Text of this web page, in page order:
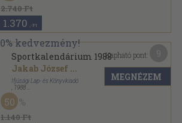
2.740 Ft
1.370 ,-Ft
Sportkalendárium 1988
Jakab József ...
Ifjúsági Lap- és Könyvkiadó
1988
Ragasztott papírkötés
Sportkalendárium sorozat
1.140 Ft
50
Kapható pont:
MEGNÉZEM